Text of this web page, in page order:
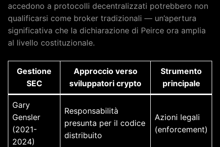
accedono a protocolli decentralizzati potrebbero non
qualificarsi come broker tradizionali — un’apertura
significativa che la dichiarazione di Peirce ora amplia
al livello costituzionale.
Gestione
SEC
Approccio verso
sviluppatori crypto
Strumento
principale
Gary
Gensler
(2021-
2024)
Responsabilità
presunta per il codice
distribuito
Azioni legali
(enforcement)